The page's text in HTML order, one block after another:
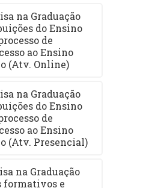
na Graduação
do Ensino
de
ao Ensino
(Atv. Online)
na Graduação
do Ensino
de
ao Ensino
(Atv. Presencial)
na Graduação
formativos e